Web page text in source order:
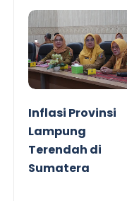
Inflasi Provinsi
Lampung
Terendah di
Sumatera